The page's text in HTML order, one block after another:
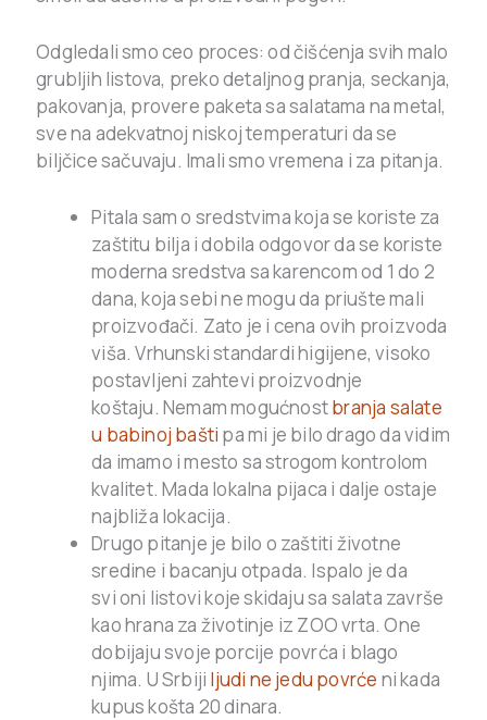
Odgledali smo ceo proces: od čišćenja svih malo
grubljih listova, preko detaljnog pranja, seckanja,
pakovanja, provere paketa sa salatama na metal,
sve na adekvatnoj niskoj temperaturi da se
biljčice sačuvaju. Imali smo vremena i za pitanja.
Pitala sam o sredstvima koja se koriste za
zaštitu bilja i dobila odgovor da se koriste
moderna sredstva sa karencom od 1 do 2
dana, koja sebi ne mogu da priušte mali
proizvođači. Zato je i cena ovih proizvoda
viša. Vrhunski standardi higijene, visoko
postavljeni zahtevi proizvodnje
koštaju. Nemam mogućnostbranja salate
u babinoj bašti pa mi je bilo drago da vidim
da imamo i mesto sa strogom kontrolom
kvalitet. Mada lokalna pijaca i dalje ostaje
najbliža lokacija.
Drugo pitanje je bilo o zaštiti životne
sredine i bacanju otpada. Ispalo je da
svi oni listovi koje skidaju sa salata završe
kao hrana za životinje iz ZOO vrta. One
dobijaju svoje porcije povrća i blago
njima. U Srbiji ljudi ne jedu povrće ni kada
kupus košta 20 dinara.